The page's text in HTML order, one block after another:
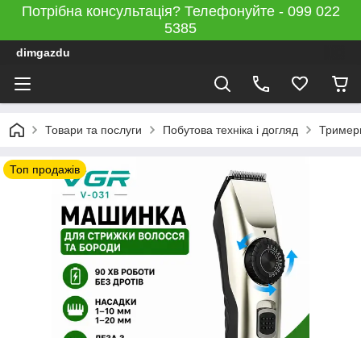
Потрібна консультація? Телефонуйте - 099 022
5385
dimgazdu
Товари та послуги Побутова техніка і догляд
Топ продажів